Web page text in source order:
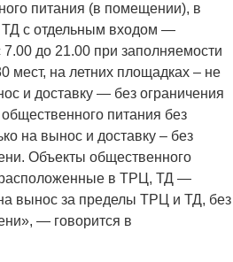
питания (в помещении), в
с отдельным входом —
до 21.00 при заполняемости
мест, на летних площадках – не
и доставку — без ограничения
питания без
на вынос и доставку – без
Объекты общественного
в ТРЦ, ТД —
вынос за пределы ТРЦ и ТД, без
— говорится в